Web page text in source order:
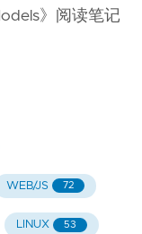
》阅读笔记
WEB/JS 72
LINUX 53